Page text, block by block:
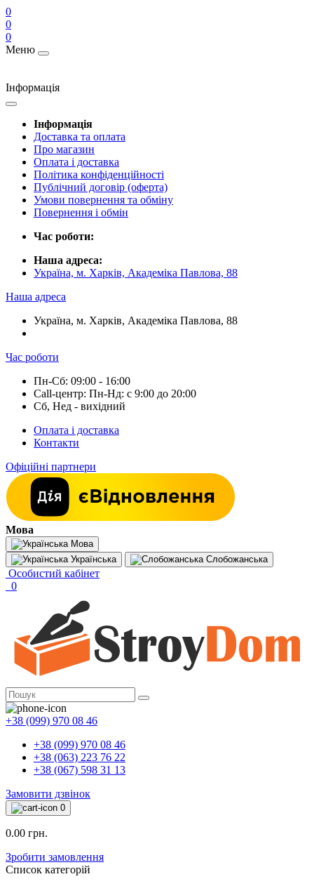
0
0
0
Меню
Інформація
Інформація
Доставка та оплата
Про магазин
Оплата і доставка
Політика конфіденційності
Публічний договір (оферта)
Умови повернення та обміну
Повернення і обмін
Час роботи:
Наша адреса:
Україна, м. Харків, Академіка Павлова, 88
Наша адреса
Україна, м. Харків, Академіка Павлова, 88
Час роботи
Пн-Сб: 09:00 - 16:00
Call-центр: Пн-Нд: с 9:00 до 20:00
Сб, Нед - вихідний
Оплата і доставка
Контакти
Офіційні партнери
Мова
Мова
Українська
Слобожанська
Особистий кабінет
0
+38 (099) 970 08 46
+38 (099) 970 08 46
+38 (063) 223 76 22
+38 (067) 598 31 13
Замовити дзвінок
0
0.00 грн.
Зробити замовлення
Список категорій